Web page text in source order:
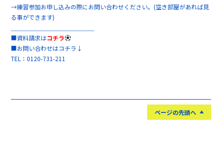
→練習参加お申し込みの際にお問い合わせください。(空き部屋があれば見
る事ができます)
■資料請求はコチラ
■お問い合わせはコチラ↓
TEL：0120-731-211
ページの先頭へ